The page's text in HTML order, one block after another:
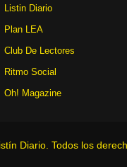
Listin Diario
Plan LEA
Club De Lectores
Ritmo Social
Oh! Magazine
Diario. Todos los